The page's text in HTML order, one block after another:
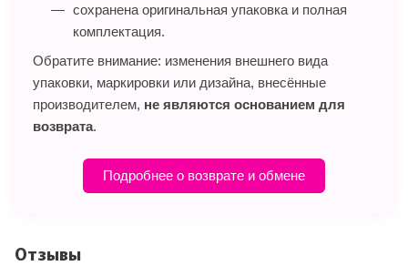
сохранена оригинальная упаковка и полная
комплектация.
Обратите внимание: изменения внешнего вида
упаковки, маркировки или дизайна, внесённые
производителем, не являются основанием для
возврата.
Подробнее о возврате и обмене
Отзывы